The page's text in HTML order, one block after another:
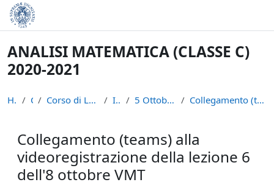
Vai al contenuto principale
ANALISI MATEMATICA (CLASSE C)
2020-2021
Home Corsi Corso di Laurea in Informatica (L-31) INFAN21 5 Ottobre - 10 Ottobre: IV set. Collegamento (teams) alla videoregistrazione della...
Collegamento (teams) alla
videoregistrazione della lezione 6
dell'8 ottobre VMT